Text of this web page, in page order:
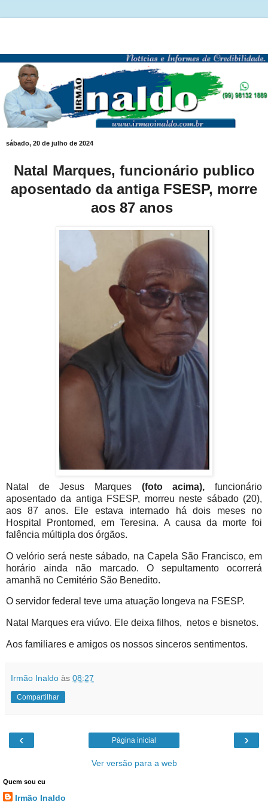
sábado, 20 de julho de 2024
Natal Marques, funcionário publico
aposentado da antiga FSESP, morre
aos 87 anos
Natal de Jesus Marques (foto acima), funcionário
aposentado da antiga FSESP, morreu neste sábado (20),
aos 87 anos. Ele estava internado há dois meses no
Hospital Prontomed, em Teresina. A causa da morte foi
falência múltipla dos órgãos.
O velório será neste sábado, na Capela São Francisco, em
horário ainda não marcado. O sepultamento ocorrerá
amanhã no Cemitério São Benedito.
O servidor federal teve uma atuação longeva na FSESP.
Natal Marques era viúvo. Ele deixa filhos, netos e bisnetos.
Aos familiares e amigos os nossos sinceros sentimentos.
Irmão Inaldo às 08:27
Compartilhar
‹ ›
Página inicial
Ver versão para a web
Quem sou eu
Irmão Inaldo